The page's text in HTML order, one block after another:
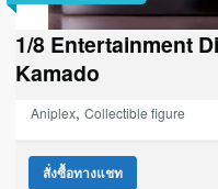
1/8 Entertainment
Kamado
Aniplex, Collectible figure
สั่งซื้อทางแชท